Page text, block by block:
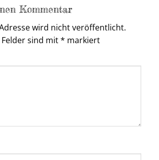
Kommentar
wird nicht veröffentlicht.
sind mit* markiert